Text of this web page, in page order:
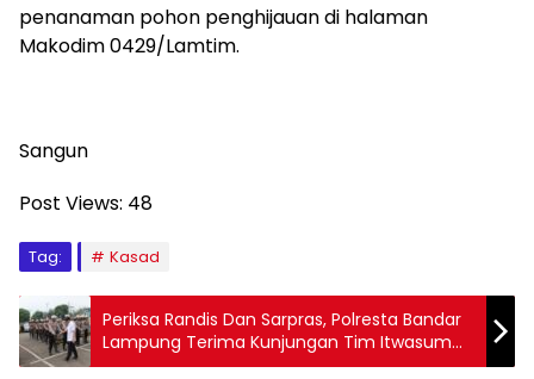
penanaman pohon penghijauan di halaman
Makodim 0429/Lamtim.
Sangun
Post Views: 48
Tag: Kasad
Periksa Randis Dan Sarpras, Polresta Bandar
Lampung Terima Kunjungan Tim Itwasum
Polri